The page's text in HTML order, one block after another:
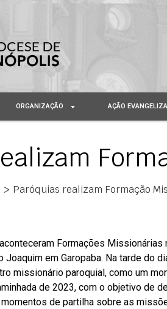
ORGANIZAÇÃO AÇÃO
> Paróquias realizam Formação
Formações Missionárias
em Garopaba. Na tarde do
missionário paroquial, como um
de 2023, com o objetivo de
de partilha sobre as